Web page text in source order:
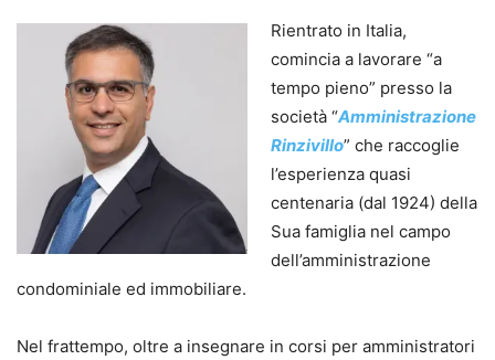
Rientrato in Italia,
comincia a lavorare “a
tempo pieno” presso la
società “Amministrazione
Rinzivillo” che raccoglie
l’esperienza quasi
centenaria (dal 1924) della
Sua famiglia nel campo
dell’amministrazione
condominiale ed immobiliare.
Nel frattempo, oltre a insegnare in corsi per amministratori